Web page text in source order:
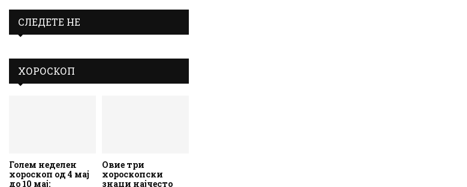
СЛЕДЕТЕ НЕ
ХОРОСКОП
Голем неделен
хороскоп од 4 мај
до 10 мај:
Овие три
хороскопски
знаци најчесто